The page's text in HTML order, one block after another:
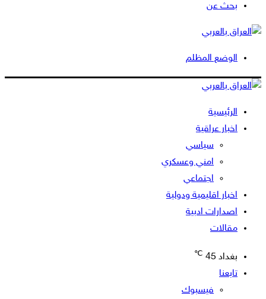
بحث عن
الوضع المظلم
الرئيسية
اخبار عراقية
سياسي
امني وعسكري
اجتماعي
اخبار اقليمية ودولية
اصدارات ادبية
مقالات
بغداد 45
℃
تابعنا
فيسبوك